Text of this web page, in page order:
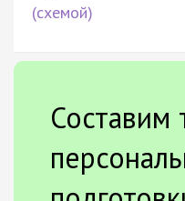
(схемой)
Составим